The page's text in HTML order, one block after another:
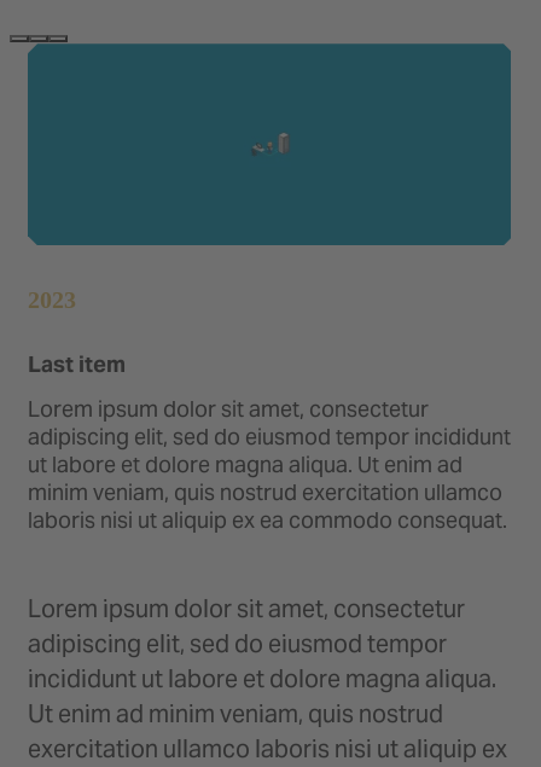
2023
Last item
Lorem ipsum dolor sit amet, consectetur
adipiscing elit, sed do eiusmod tempor incididunt
ut labore et dolore magna aliqua. Ut enim ad
minim veniam, quis nostrud exercitation ullamco
laboris nisi ut aliquip ex ea commodo consequat.
Lorem ipsum dolor sit amet, consectetur
adipiscing elit, sed do eiusmod tempor
incididunt ut labore et dolore magna aliqua.
Ut enim ad minim veniam, quis nostrud
exercitation ullamco laboris nisi ut aliquip ex